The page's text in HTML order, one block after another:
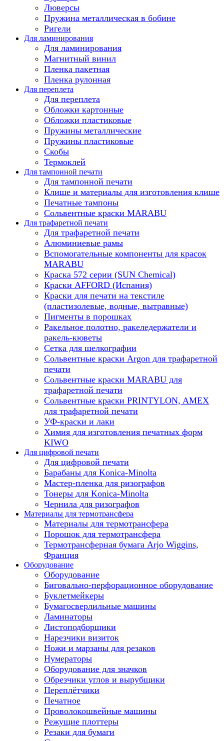
Люверсы
Пружина металлическая в бобине
Ригели
Для ламинирования
Для ламинирования
Магнитный винил
Пленка пакетная
Пленка рулонная
Для переплета
Для переплета
Обложки картонные
Обложки пластиковые
Пружины металлические
Пружины пластиковые
Скобы
Термоклей
Для тампонной печати
Для тампонной печати
Клише и материалы для изготовления клише
Печатные тампоны
Сольвентные краски MARABU
Для трафаретной печати
Для трафаретной печати
Алюминиевые рамы
Вспомогательные компоненты для красок
MARABU
Краска 572 серии (SUN Chemical)
Краски AFFORD (Испания)
Краски для печати на текстиле
(пластизолевые, водные, вытравные)
Пигменты в порошках
Ракельное полотно, ракеледержатели и
ракель-кюветы
Сетка для шелкографии
Сольвентные краски Argon для трафаретной
печати
Сольвентные краски MARABU для
трафаретной печати
Сольвентные краски PRINTYLON, AMEX
для трафаретной печати
УФ-краски и лаки
Химия для изготовления печатных форм
KIWO
Для цифровой печати
Для цифровой печати
Барабаны для Konica-Minolta
Мастер-пленка для ризографов
Тонеры для Konica-Minolta
Чернила для ризографов
Материалы для термотрансфера
Материалы для термотрансфера
Порошок для термотрансфера
Термотрансферная бумага Arjo Wiggins,
Франция
Оборудование
Оборудование
Биговально-перфорационное оборудование
Буклетмейкеры
Бумагосверлильные машины
Ламинаторы
Листоподборщики
Нарезчики визиток
Ножи и марзаны для резаков
Нумераторы
Оборудование для значков
Обрезчики углов и вырубщики
Переплётчики
Печатное
Проволокошвейные машины
Режущие плоттеры
Резаки для бумаги